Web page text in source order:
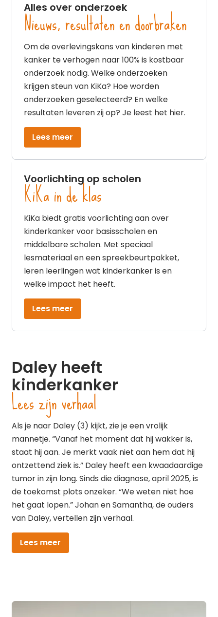
Alles over onderzoek
Nieuws, resultaten en doorbraken
Om de overlevingskans van kinderen met
kanker te verhogen naar 100% is kostbaar
onderzoek nodig. Welke onderzoeken
krijgen steun van KiKa? Hoe worden
onderzoeken geselecteerd? En welke
resultaten leveren zij op? Je leest het hier.
Lees meer
Voorlichting op scholen
KiKa in de klas
KiKa biedt gratis voorlichting aan over
kinderkanker voor basisscholen en
middelbare scholen. Met speciaal
lesmateriaal en een spreekbeurtpakket,
leren leerlingen wat kinderkanker is en
welke impact het heeft.
Lees meer
Daley heeft
kinderkanker
Lees zijn verhaal
Als je naar Daley (3) kijkt, zie je een vrolijk
mannetje. “Vanaf het moment dat hij wakker is,
staat hij aan. Je merkt vaak niet aan hem dat hij
ontzettend ziek is.” Daley heeft een kwaadaardige
tumor in zijn long. Sinds die diagnose, april 2025, is
de toekomst plots onzeker. “We weten niet hoe
het gaat lopen.” Johan en Samantha, de ouders
van Daley, vertellen zijn verhaal.
Lees meer